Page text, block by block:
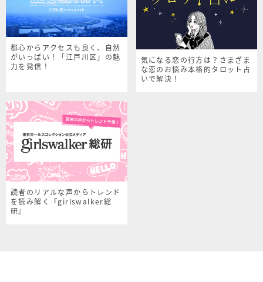
都心からアクセスも良く、自然
がいっぱい！「江戸川区」の魅
力を発信！
気になる恋の行方は？さまざま
な恋のお悩み本格的タロット占
いで解決！
読者のリアルな声からトレンド
を読み解く『girlswalker総
研』